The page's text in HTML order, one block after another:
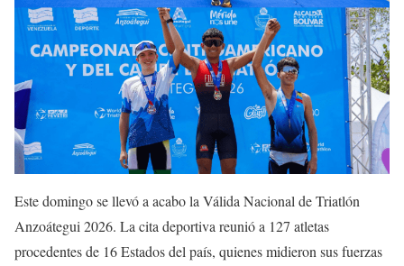
Este domingo se llevó a acabo la Válida Nacional de Triatlón
Anzoátegui 2026. La cita deportiva reunió a 127 atletas
procedentes de 16 Estados del país, quienes midieron sus fuerzas